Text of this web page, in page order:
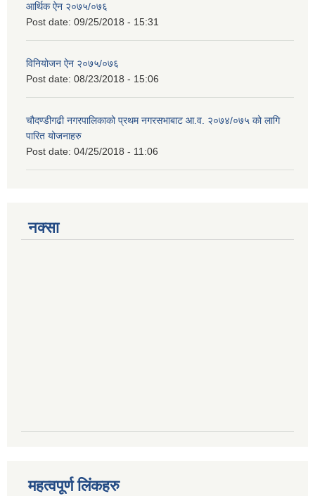
आर्थिक ऐन २०७५/०७६
Post date: 09/25/2018 - 15:31
विनियोजन ऐन २०७५/०७६
Post date: 08/23/2018 - 15:06
चौदण्डीगढी नगरपालिकाको प्रथम नगरसभाबाट आ.व. २०७४/०७५ को लागि
पारित योजनाहरु
Post date: 04/25/2018 - 11:06
नक्सा
महत्वपूर्ण लिंकहरु